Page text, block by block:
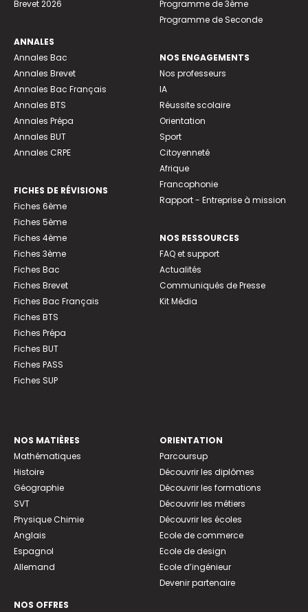
Brevet 2026
ANNALES
Annales Bac
Annales Brevet
Annales Bac Français
Annales BTS
Annales Prépa
Annales BUT
Annales CRPE
FICHES DE RÉVISIONS
Fiches 6ème
Fiches 5ème
Fiches 4ème
Fiches 3ème
Fiches Bac
Fiches Brevet
Fiches Bac Français
Fiches BTS
Fiches Prépa
Fiches BUT
Fiches PASS
Fiches SUP
Programme de 3ème
Programme de Seconde
NOS ENGAGEMENTS
Nos professeurs
IA
Réussite scolaire
Orientation
Sport
Citoyenneté
Afrique
Francophonie
Rapport - Entreprise à mission
NOS RESSOURCES
FAQ et support
Actualités
Communiqués de Presse
Kit Média
NOS MATIÈRES
Mathématiques
Histoire
Géographie
SVT
Physique Chimie
Anglais
Espagnol
Allemand
NOS OFFRES
ORIENTATION
Parcoursup
Découvrir les diplômes
Découvrir les formations
Découvrir les métiers
Découvrir les écoles
Ecole de commerce
Ecole de design
Ecole d’ingénieur
Devenir partenaire